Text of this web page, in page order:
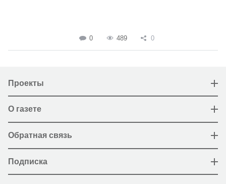
0 489 0
Проекты
О газете
Обратная связь
Подписка